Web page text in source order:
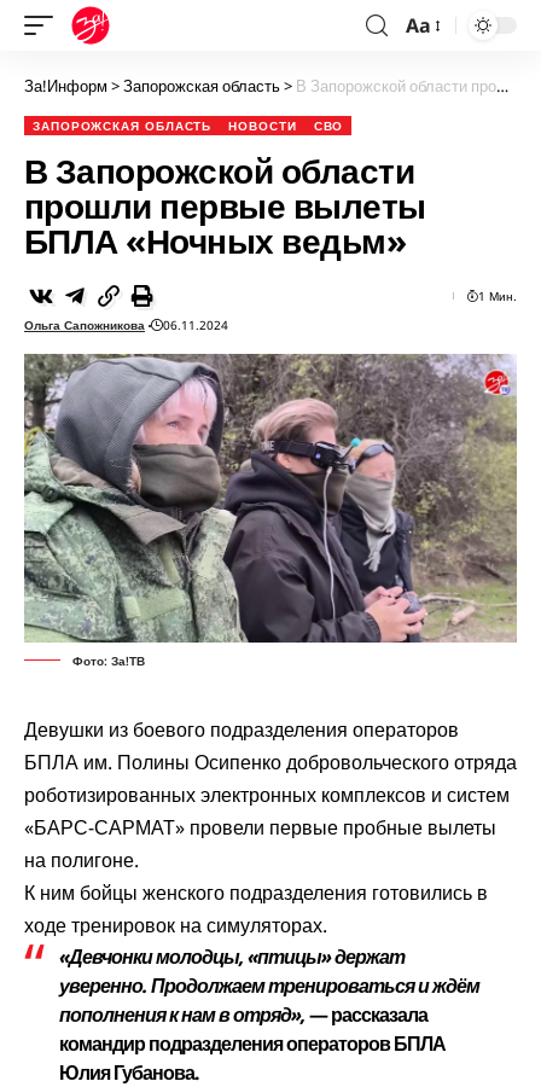
Aa
За!Информ >Запорожская область> В Запорожской области прошли первые вылеты БПЛА «Ночных ведьм»
ЗАПОРОЖСКАЯ ОБЛАСТЬ НОВОСТИ СВО
В Запорожской области
прошли первые вылеты
БПЛА «Ночных ведьм»
Ольга Сапожникова 06.11.2024
1 Мин.
Фото: За!ТВ
Девушки из боевого подразделения операторов
БПЛА им. Полины Осипенко добровольческого отряда
роботизированных электронных комплексов и систем
«БАРС-САРМАТ» провели первые пробные вылеты
на полигоне.
К ним бойцы женского подразделения готовились в
ходе тренировок на симуляторах.
«Девчонки молодцы, «птицы» держат
уверенно. Продолжаем тренироваться и ждём
пополнения к нам в отряд»,— рассказала
командир подразделения операторов БПЛА
Юлия Губанова.